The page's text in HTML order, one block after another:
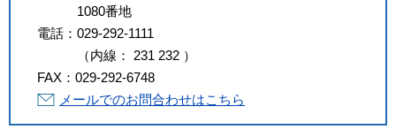
1080番地
電話： 029-292-1111
（内線 ： 231 232 ）
FAX： 029-292-6748
メールでのお問合わせはこちら